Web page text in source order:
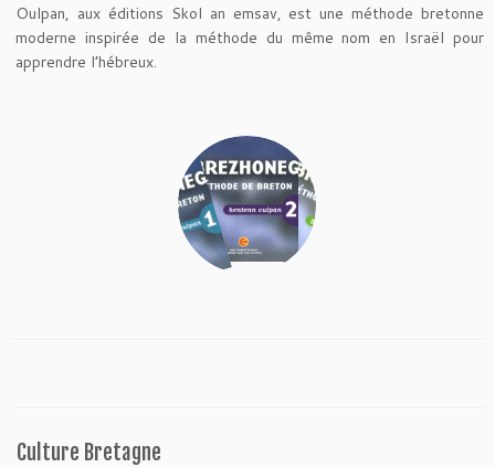
Oulpan, aux éditions Skol an emsav, est une méthode bretonne
moderne inspirée de la méthode du même nom en Israël pour
apprendre l’hébreux.
Culture Bretagne